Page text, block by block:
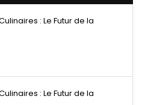
: Le Futur de la
: Le Futur de la